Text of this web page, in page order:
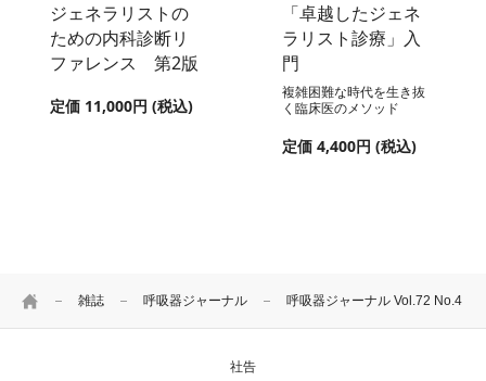
HOME 雑誌 呼吸器ジャーナル 呼吸器ジャーナル Vol.72 No.4
ジェネラリストの
ための内科診断リ
ファレンス 第2版
定価 11,000円 (税込)
「卓越したジェネ
ラリスト診療」入
門
複雑困難な時代を生き抜
く臨床医のメソッド
定価 4,400円 (税込)
社告